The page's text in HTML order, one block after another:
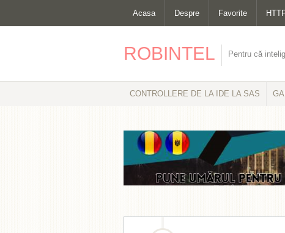
Acasa Despre Favorite
ROBINTEL Pentru că
CONTROLLERE DE LA IDE LA SAS